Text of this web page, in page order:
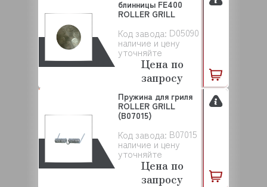
Код завода: D05090
наличие и цену
уточняйте
блинницы FE400
ROLLER GRILL
Цена по
запросу
Код завода: B07015
наличие и цену
уточняйте
Пружина для гриля
ROLLER GRILL
(B07015)
Цена по
запросу